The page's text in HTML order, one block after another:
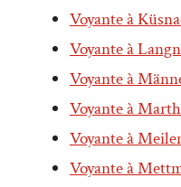
Voyante à
Voyante à
Voyante à
Voyante à
Voyante à
Voyante à